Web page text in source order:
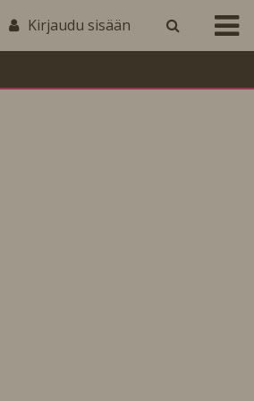
Kirjaudu sisään